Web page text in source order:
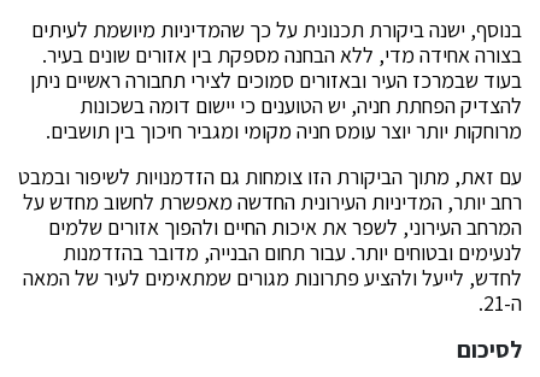
בנוסף, ישנה ביקורת תכנונית על כך שהמדיניות מיושמת לעיתים
בצורה אחידה מדי, ללא הבחנה מספקת בין אזורים שונים בעיר.
בעוד שבמרכז העיר ובאזורים סמוכים לצירי תחבורה ראשיים ניתן
להצדיק הפחתת חניה, יש הטוענים כי יישום דומה בשכונות
מרוחקות יותר יוצר עומס חניה מקומי ומגביר חיכוך בין תושבים.
עם זאת, מתוך הביקורת הזו צומחות גם הזדמנויות לשיפור ובמבט
רחב יותר, המדיניות העירונית החדשה מאפשרת לחשוב מחדש על
המרחב העירוני, לשפר את איכות החיים ולהפוך אזורים שלמים
לנעימים ובטוחים יותר. עבור תחום הבנייה, מדובר בהזדמנות
לחדש, לייעל ולהציע פתרונות מגורים שמתאימים לעיר של המאה
ה-21.
לסיכום